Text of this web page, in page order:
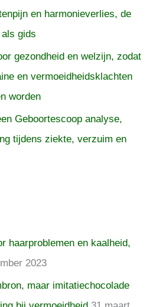
en harmonieverlies, de
gids
gezondheid en welzijn, zodat
en vermoeidheidsklachten
worden
Geboortescoop analyse,
tijdens ziekte, verzuim en
haarproblemen en kaalheid,
2023
maar imitatiechocolade